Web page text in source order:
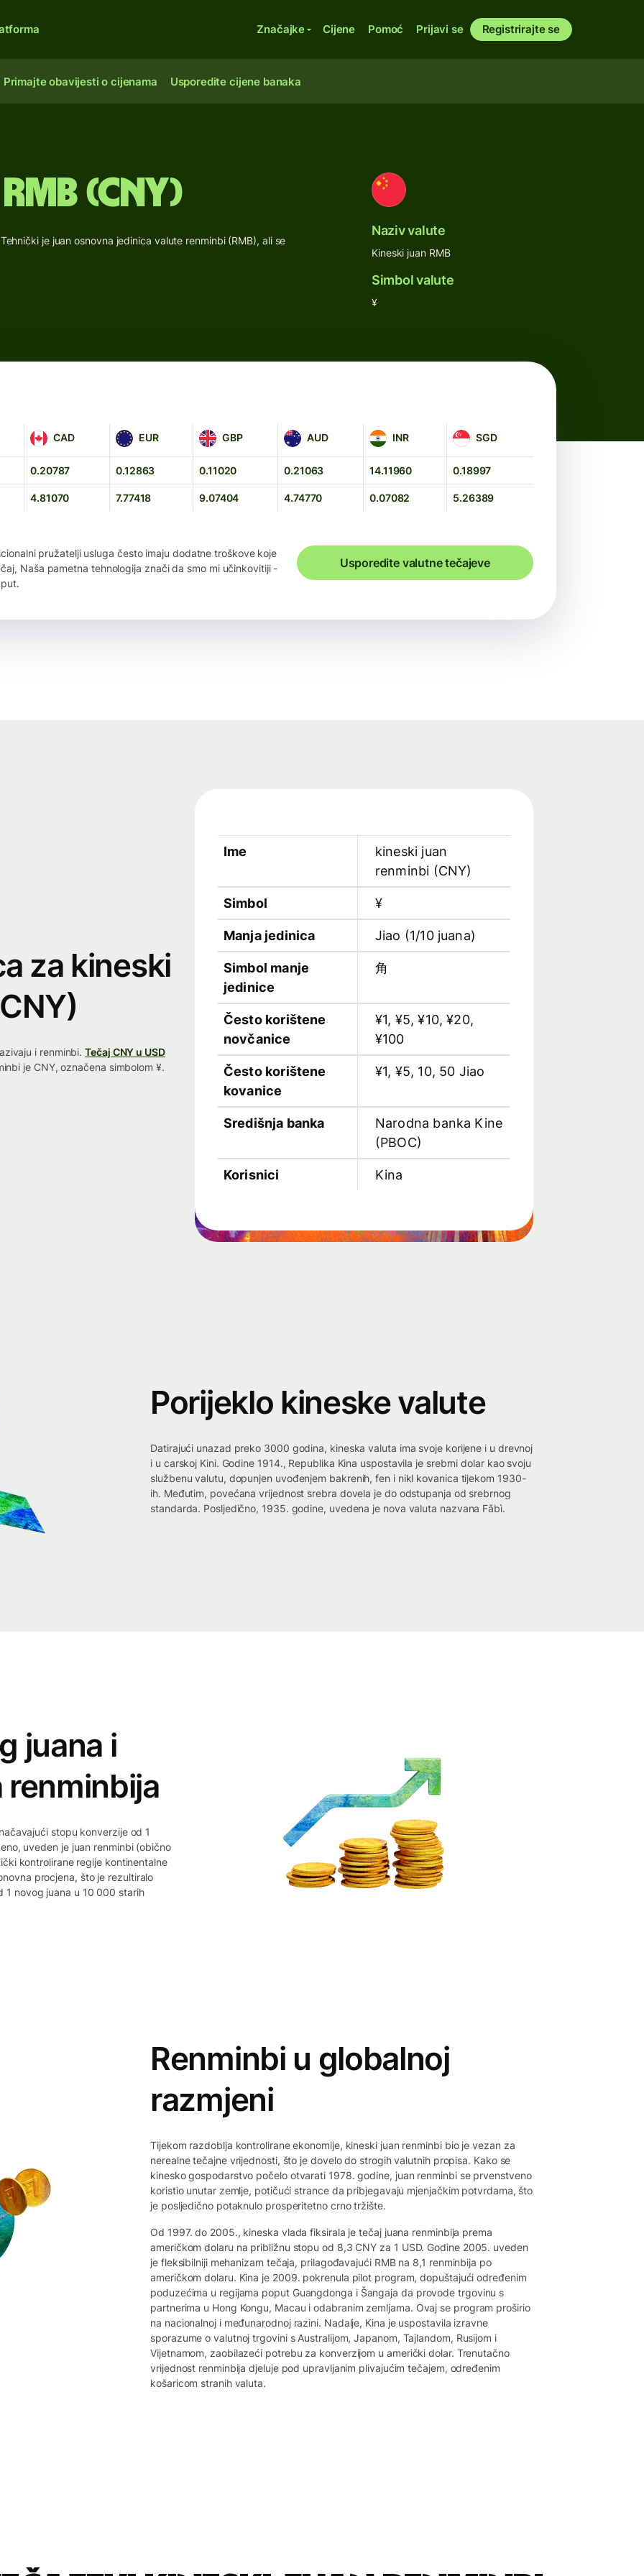
Značajke Cijene Pomoć Prijavi se Registrirajte se
Primajte obavijesti o cijenama Usporedite cijene banaka
(CNY)
je juan osnovna jedinica valute renminbi (RMB), ali se
Naziv valute
Kineski juan RMB
Simbol valute
¥
CAD
CAD EUR
EUR GBP
GBP AUD
AUD INR
INR SGD
SGD
0.20787 0.12863 0.11020 0.21063 14.11960 0.18997
4.81070 7.77418 9.07404 4.74770 0.07082 5.26389
pružatelji usluga često imaju dodatne troškove koje
Naša pametna tehnologija znači da smo mi učinkovitiji -
Usporedite valutne tečajeve
Ime
kineski juan
renminbi (CNY)
Simbol ¥
Manja jedinica Jiao (1/10 juana)
Simbol manje
jedinice
角
Često korištene
novčanice
¥1, ¥5, ¥10, ¥20,
¥100
Često korištene
kovanice
¥1, ¥5, 10, 50 Jiao
Središnja banka
Narodna banka Kine
(PBOC)
Korisnici Kina
za kineski
i renminbi.Tečaj CNY u USD
je CNY, označena simbolom ¥.
Porijeklo kineske valute
Datirajući unazad preko 3000 godina, kineska valuta ima svoje korijene i u drevnoj
i u carskoj Kini. Godine 1914., Republika Kina uspostavila je srebrni dolar kao svoju
službenu valutu, dopunjen uvođenjem bakrenih, fen i nikl kovanica tijekom 1930-
ih. Međutim, povećana vrijednost srebra dovela je do odstupanja od srebrnog
standarda. Posljedično, 1935. godine, uvedena je nova valuta nazvana Fǎbì.
juana i
renminbija
stopu konverzije od 1
uveden je juan renminbi (obično
kontrolirane regije kontinentalne
procjena, što je rezultiralo
1 novog juana u 10 000 starih
Renminbi u globalnoj
razmjeni
Tijekom razdoblja kontrolirane ekonomije, kineski juan renminbi bio je vezan za
nerealne tečajne vrijednosti, što je dovelo do strogih valutnih propisa. Kako se
kinesko gospodarstvo počelo otvarati 1978. godine, juan renminbi se prvenstveno
koristio unutar zemlje, potičući strance da pribjegavaju mjenjačkim potvrdama, što
je posljedično potaknulo prosperitetno crno tržište.
Od 1997. do 2005., kineska vlada fiksirala je tečaj juana renminbija prema
američkom dolaru na približnu stopu od 8,3 CNY za 1 USD. Godine 2005. uveden
je fleksibilniji mehanizam tečaja, prilagođavajući RMB na 8,1 renminbija po
američkom dolaru. Kina je 2009. pokrenula pilot program, dopuštajući određenim
poduzećima u regijama poput Guangdonga i Šangaja da provode trgovinu s
partnerima u Hong Kongu, Macau i odabranim zemljama. Ovaj se program proširio
na nacionalnoj i međunarodnoj razini. Nadalje, Kina je uspostavila izravne
sporazume o valutnoj trgovini s Australijom, Japanom, Tajlandom, Rusijom i
Vijetnamom, zaobilazeći potrebu za konverzijom u američki dolar. Trenutačno
vrijednost renminbija djeluje pod upravljanim plivajućim tečajem, određenim
košaricom stranih valuta.